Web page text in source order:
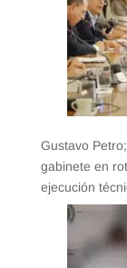
Gustavo
gabinete en
ejecución